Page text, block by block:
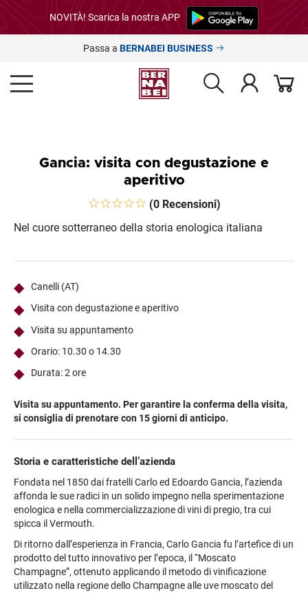
NOVITÀ! Scarica la nostra APP
Passa a BERNABEI BUSINESS
Gancia: visita con degustazione e
aperitivo
(0 Recensioni)
Nel cuore sotterraneo della storia enologica italiana
Canelli (AT)
Visita con degustazione e aperitivo
Visita su appuntamento
Orario: 10.30 o 14.30
Durata: 2 ore
Visita su appuntamento. Per garantire la conferma della visita,
si consiglia di prenotare con 15 giorni di anticipo.
Storia e caratteristiche dell’azienda
Fondata nel 1850 dai fratelli Carlo ed Edoardo Gancia, l’azienda
affonda le sue radici in un solido impegno nella sperimentazione
enologica e nella commercializzazione di vini di pregio, tra cui
spicca il Vermouth.
Di ritorno dall’esperienza in Francia, Carlo Gancia fu l’artefice di un
prodotto del tutto innovativo per l’epoca, il “Moscato
Champagne”, ottenuto applicando il metodo di vinificazione
utilizzato nella regione dello Champagne alle uve moscato del